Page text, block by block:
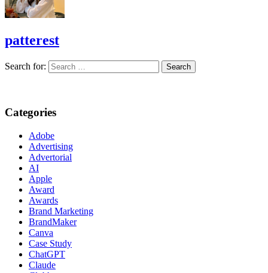
patterest
Search for:
Categories
Adobe
Advertising
Advertorial
AI
Apple
Award
Awards
Brand Marketing
BrandMaker
Canva
Case Study
ChatGPT
Claude